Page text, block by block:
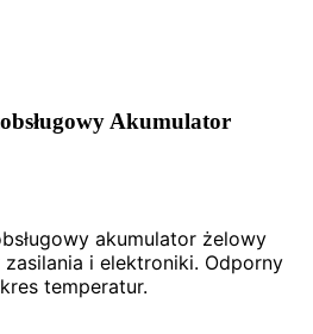
Akumulator
akumulator żelowy
i elektroniki. Odporny
temperatur.